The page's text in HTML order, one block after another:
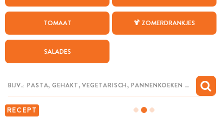
TOMAAT 🍹 ZOMERDRANKJES
SALADES
RECEPT
WEEKMENU
CHAT MET MAIA
MIJN BEWAARDE RECEPTEN